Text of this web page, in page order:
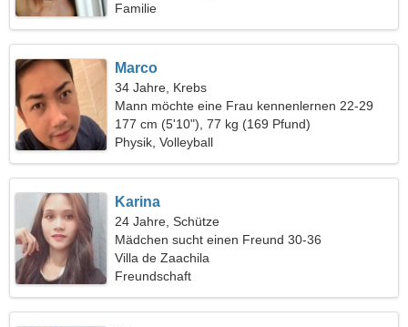
Familie
Marco
34 Jahre, Krebs
Mann möchte eine Frau kennenlernen 22-29
177 cm (5'10"), 77 kg (169 Pfund)
Physik, Volleyball
Karina
24 Jahre, Schütze
Mädchen sucht einen Freund 30-36
Villa de Zaachila
Freundschaft